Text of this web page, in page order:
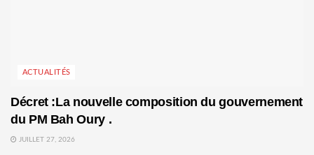
ACTUALITÉS
Décret :La nouvelle composition du gouvernement
du PM Bah Oury .
JUILLET 27, 2026